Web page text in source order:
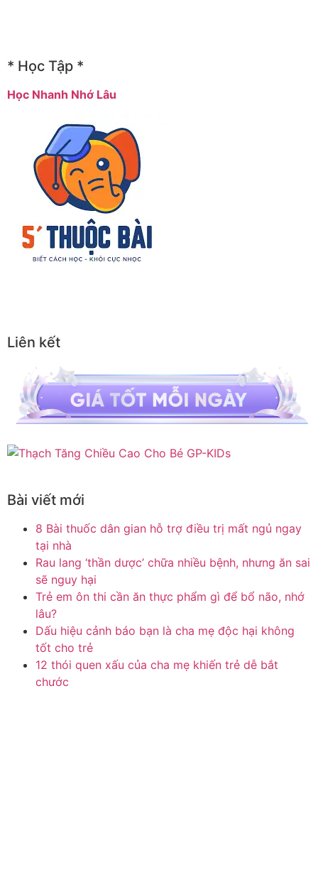
* Học Tập *
Học Nhanh Nhớ Lâu
Liên kết
Bài viết mới
8 Bài thuốc dân gian hỗ trợ điều trị mất ngủ ngay
tại nhà
Rau lang ‘thần dược’ chữa nhiều bệnh, nhưng ăn sai
sẽ nguy hại
Trẻ em ôn thi cần ăn thực phẩm gì để bổ não, nhớ
lâu?
Dấu hiệu cảnh báo bạn là cha mẹ độc hại không
tốt cho trẻ
12 thói quen xấu của cha mẹ khiến trẻ dễ bắt
chước